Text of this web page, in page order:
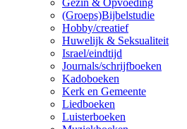
Gezin & Opvoeding
(Groeps)Bijbelstudie
Hobby/creatief
Huwelijk & Seksualiteit
Israel/eindtijd
Journals/schrijfboeken
Kadoboeken
Kerk en Gemeente
Liedboeken
Luisterboeken